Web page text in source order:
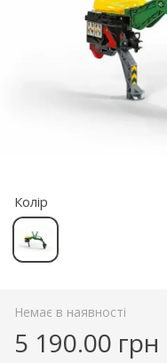
Колір
Немає в наявності
5 190.00 грн